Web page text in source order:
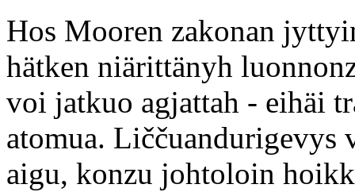
Hos Mooren zakonan
hätken niärittänyh
voi jatkuo agjattah - eihäi
atomua. Liččuandurigevys
aigu, konzu johtoloin